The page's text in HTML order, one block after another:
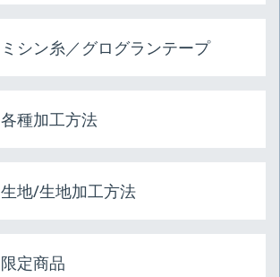
ミシン糸／グログランテープ
各種加工方法
生地/生地加工方法
限定商品